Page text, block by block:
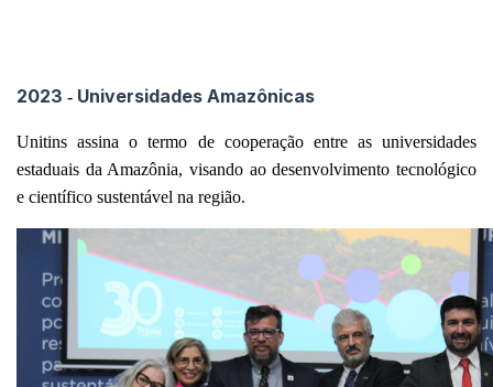
2023 - Universidades Amazônicas
Unitins assina o termo de cooperação entre as universidades
estaduais da Amazônia, visando ao desenvolvimento tecnológico
e científico sustentável na região.